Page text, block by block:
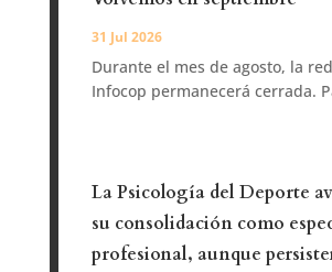
31 Jul 2026
Durante el mes de agosto, la
Infocop permanecerá cerrada.
La Psicología del Deporte
su consolidación como
profesional, aunque